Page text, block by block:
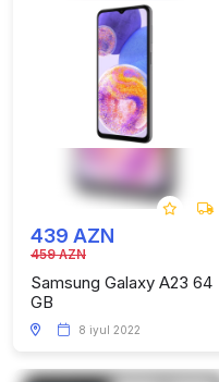
439 AZN
459 AZN
Samsung Galaxy A23 64
GB
8 iyul 2022